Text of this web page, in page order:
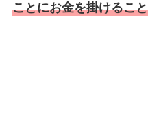
ことにお金を掛けるこ